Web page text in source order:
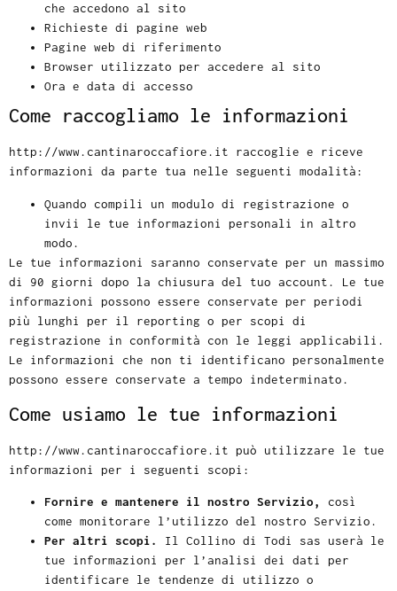
che accedono al sito
Richieste di pagine web
Pagine web di riferimento
Browser utilizzato per accedere al sito
Ora e data di accesso
Come raccogliamo le informazioni
http://www.cantinaroccafiore.it raccoglie e riceve
informazioni da parte tua nelle seguenti modalità:
Quando compili un modulo di registrazione o
invii le tue informazioni personali in altro
modo.
Le tue informazioni saranno conservate per un massimo
di 90 giorni dopo la chiusura del tuo account. Le tue
informazioni possono essere conservate per periodi
più lunghi per il reporting o per scopi di
registrazione in conformità con le leggi applicabili.
Le informazioni che non ti identificano personalmente
possono essere conservate a tempo indeterminato.
Come usiamo le tue informazioni
http://www.cantinaroccafiore.it può utilizzare le tue
informazioni per i seguenti scopi:
Fornire e mantenere il nostro Servizio,
così
come monitorare l’utilizzo del nostro Servizio.
Per altri scopi.
Il Collino di Todi sas userà le
tue informazioni per l’analisi dei dati per
identificare le tendenze di utilizzo o